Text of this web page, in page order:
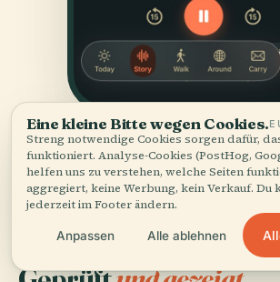
QUELLEN
Eine kleine Bitte wegen Cookies.
Streng notwendige Cookies sorgen dafür,
funktioniert. Analyse-Cookies (PostHog,
helfen uns zu verstehen, welche Seiten
aggregiert, keine Werbung, kein Verkauf. Du
jederzeit im Footer ändern.
Anpassen Alle ablehnen